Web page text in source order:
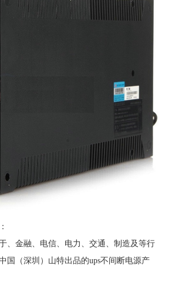
、金融、电信、电力、交通、制造及等行
国（深圳）山特出品的ups不间断电源产